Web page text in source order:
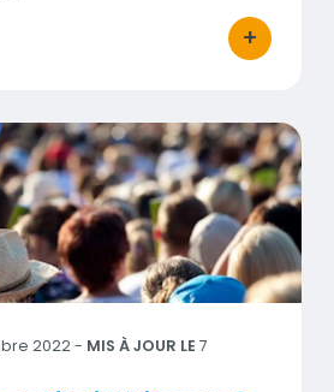
+
bouton
trimestre 3 - Région Sud PACA
Visuel
2022- MIS À JOUR LE 7